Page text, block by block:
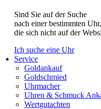
Sind Sie auf der Suche
nach einer bestimmten Uhr,
die sich nicht auf der
Ich suche eine Uhr
Service
Goldankauf
Goldschmied
Uhrmacher
Uhren & Schmuck
Wertgutachten